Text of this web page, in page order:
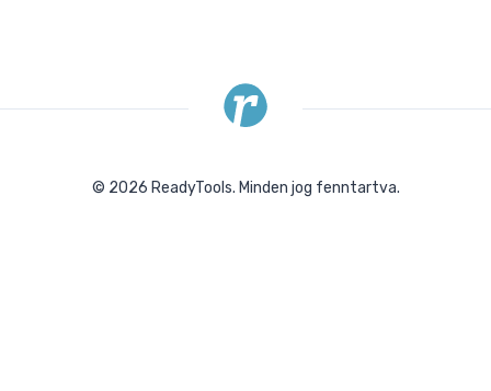
© 2026 ReadyTools. Minden jog fenntartva.